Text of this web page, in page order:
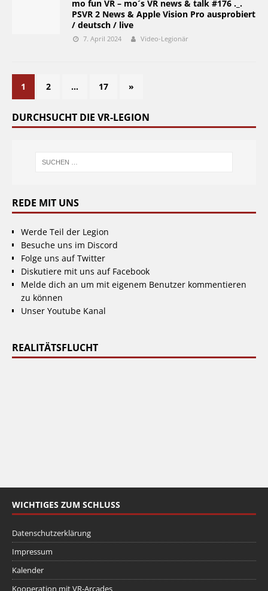
mo fun VR – mo´s VR news & talk #176 ._.
PSVR 2 News & Apple Vision Pro ausprobiert
/ deutsch / live
7. April 2024 Video-Legionär
1 2 … 17 »
DURCHSUCHT DIE VR-LEGION
REDE MIT UNS
Werde Teil der Legion
Besuche uns im Discord
Folge uns auf Twitter
Diskutiere mit uns auf Facebook
Melde dich an um mit eigenem Benutzer kommentieren
zu können
Unser Youtube Kanal
REALITÄTSFLUCHT
WICHTIGES ZUM SCHLUSS
Datenschutzerklärung
Impressum
Kalender
Kooperation mit VR-Arcades